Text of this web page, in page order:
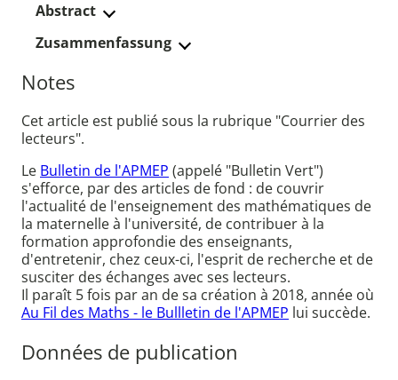
Abstract
Zusammenfassung
Notes
Cet article est publié sous la rubrique "Courrier des
lecteurs".
Le Bulletin de l'APMEP (appelé "Bulletin Vert")
s'efforce, par des articles de fond : de couvrir
l'actualité de l'enseignement des mathématiques de
la maternelle à l'université, de contribuer à la
formation approfondie des enseignants,
d'entretenir, chez ceux-ci, l'esprit de recherche et de
susciter des échanges avec ses lecteurs.
Il paraît 5 fois par an de sa création à 2018, année où
Au Fil des Maths - le Bullletin de l'APMEP lui succède.
Données de publication